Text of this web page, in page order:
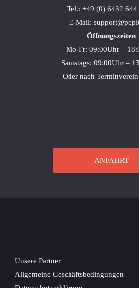
Tel.: +49 (0) 6432 644
E-Mail:
Öffnungszeiten
Mo-Fr: 09:00Uhr –
Samstags: 09:00Uhr –
Oder nach
ANFAHRT
Unsere Partner
Allgemeine Geschäftsbedingungen